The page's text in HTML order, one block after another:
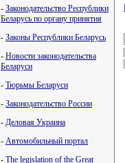
- Законодательство Республики
Беларусь по органу принятия
- Законы Республики Беларусь
- Новости законодательства
Беларуси
- Тюрьмы Беларуси
- Законодательство России
- Деловая Украина
- Автомобильный портал
- The legislation of the Great